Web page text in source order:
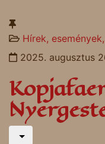
Hírek,
2025. augusztus